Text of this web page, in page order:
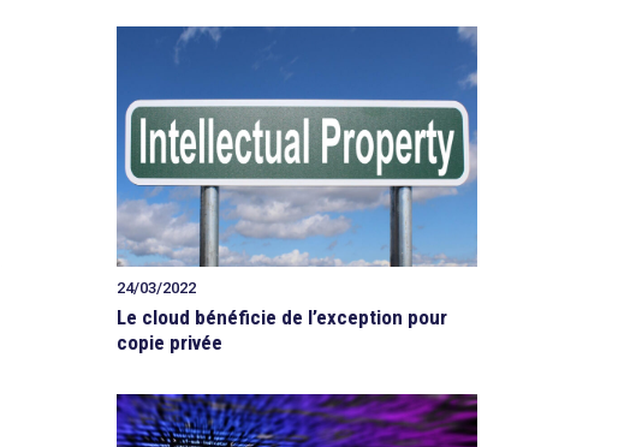
24/03/2022
Le cloud bénéficie de l’exception pour
copie privée